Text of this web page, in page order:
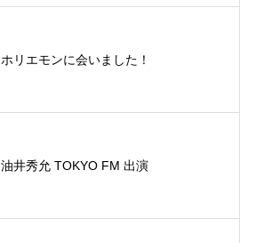
ホリエモンに会いました！
油井秀允 TOKYO FM 出演